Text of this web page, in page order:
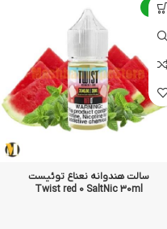
-8%
سالت هندوانه نعناع توئیست
Twist red 0 SaltNic 30ml